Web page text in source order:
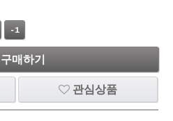
-1
구매하기
관심상품